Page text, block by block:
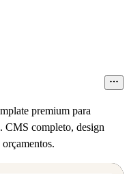
premium para
CMS completo, design